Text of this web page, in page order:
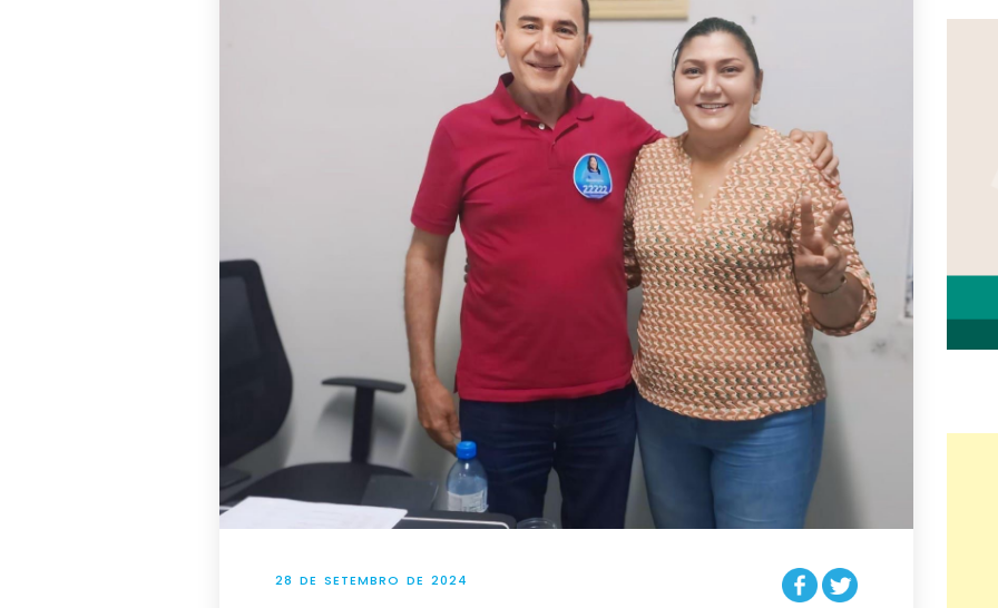
28 DE SETEMBRO DE 2024